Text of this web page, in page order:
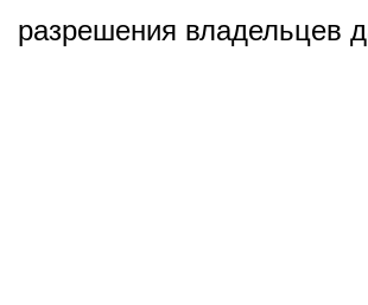
разрешения владельцев